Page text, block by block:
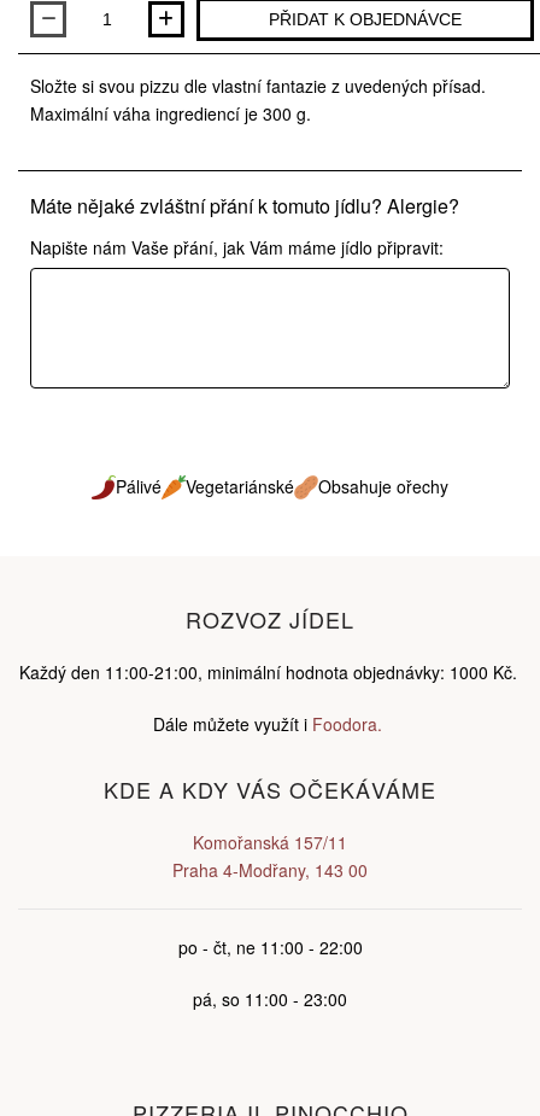
Množství PŘIDAT K OBJEDNÁVCE
Složte si svou pizzu dle vlastní fantazie z uvedených přísad.
Maximální váha ingrediencí je 300 g.
Máte nějaké zvláštní přání k tomuto jídlu? Alergie?
Napište nám Vaše přání, jak Vám máme jídlo připravit:
Pálivé Vegetariánské Obsahuje ořechy
KDE A KDY VÁS OČEKÁVÁME
Komořanská 157/11
Praha 4-Modřany, 143 00
po - čt, ne 11:00 - 22:00
pá, so 11:00 - 23:00
ROZVOZ JÍDEL
Každý den 11:00-21:00, minimální hodnota objednávky: 1000 Kč.
Dále můžete využít i Foodora.